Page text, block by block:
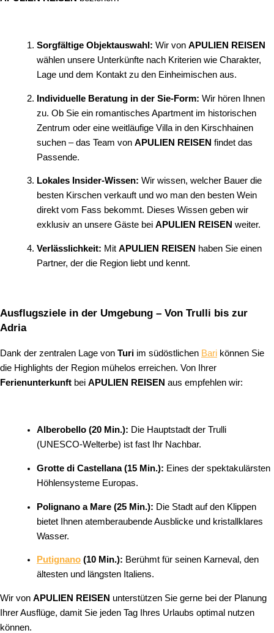
Sorgfältige Objektauswahl: Wir von APULIEN REISEN
wählen unsere Unterkünfte nach Kriterien wie Charakter,
Lage und dem Kontakt zu den Einheimischen aus.
Individuelle Beratung in der Sie-Form: Wir hören Ihnen
zu. Ob Sie ein romantisches Apartment im historischen
Zentrum oder eine weitläufige Villa in den Kirschhainen
suchen – das Team von APULIEN REISEN findet das
Passende.
Lokales Insider-Wissen: Wir wissen, welcher Bauer die
besten Kirschen verkauft und wo man den besten Wein
direkt vom Fass bekommt. Dieses Wissen geben wir
exklusiv an unsere Gäste bei APULIEN REISEN weiter.
Verlässlichkeit: Mit APULIEN REISEN haben Sie einen
Partner, der die Region liebt und kennt.
Ausflugsziele in der Umgebung – Von Trulli bis zur
Adria
Dank der zentralen Lage von Turi im südöstlichen Bari können Sie
die Highlights der Region mühelos erreichen. Von Ihrer
Ferienunterkunft bei APULIEN REISEN aus empfehlen wir:
Alberobello (20 Min.): Die Hauptstadt der Trulli
(UNESCO-Welterbe) ist fast Ihr Nachbar.
Grotte di Castellana (15 Min.): Eines der spektakulärsten
Höhlensysteme Europas.
Polignano a Mare (25 Min.): Die Stadt auf den Klippen
bietet Ihnen atemberaubende Ausblicke und kristallklares
Wasser.
Putignano (10 Min.): Berühmt für seinen Karneval, den
ältesten und längsten Italiens.
Wir von APULIEN REISEN unterstützen Sie gerne bei der Planung
Ihrer Ausflüge, damit Sie jeden Tag Ihres Urlaubs optimal nutzen
können.